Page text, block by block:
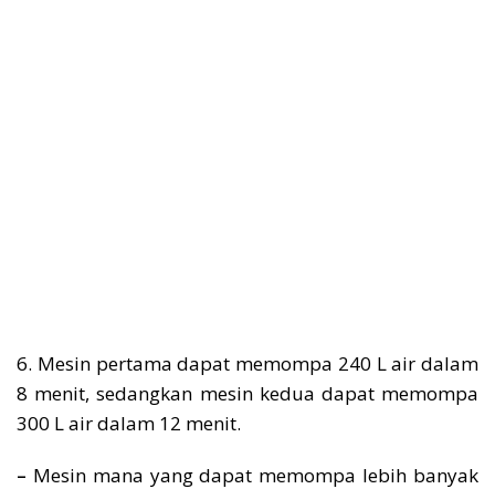
6. Mesin pertama dapat memompa 240 L air dalam
8 menit, sedangkan mesin kedua dapat memompa
300 L air dalam 12 menit.
– Mesin mana yang dapat memompa lebih banyak